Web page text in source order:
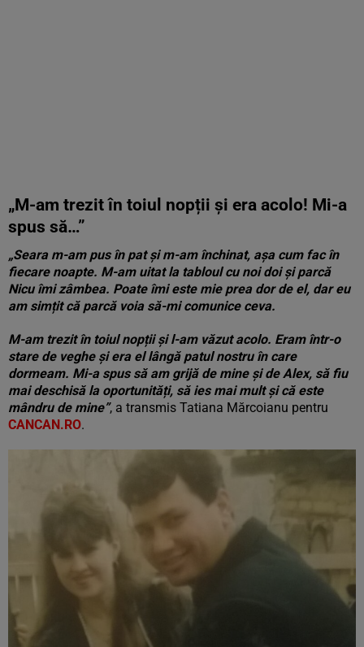
„M-am trezit în toiul nopții și era acolo! Mi-a
spus să…”
„Seara m-am pus în pat și m-am închinat, așa cum fac în
fiecare noapte. M-am uitat la tabloul cu noi doi și parcă
Nicu îmi zâmbea. Poate îmi este mie prea dor de el, dar eu
am simțit că parcă voia să-mi comunice ceva.
M-am trezit în toiul nopții și l-am văzut acolo. Eram într-o
stare de veghe și era el lângă patul nostru în care
dormeam. Mi-a spus să am grijă de mine și de Alex, să fiu
mai deschisă la oportunități, să ies mai mult și că este
mândru de mine”, a transmis Tatiana Mărcoianu pentru
CANCAN.RO.